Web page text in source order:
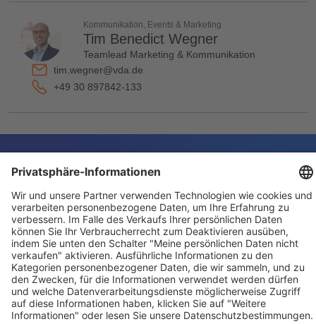
Kommunikation, Events & Marketing
Tim Benedict Wegner
Teamlead Marketing & Kommunikation
tim.wegner@vda.de
+49 30 897842-133
Für Aussteller
Allgemein
Besucher
Service